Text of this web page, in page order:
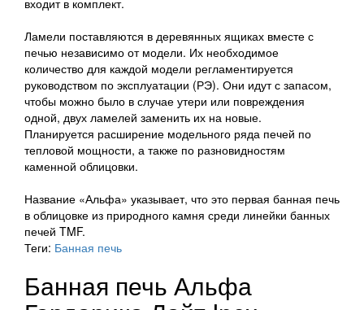
входит в комплект.
Ламели поставляются в деревянных ящиках вместе с
печью независимо от модели. Их необходимое
количество для каждой модели регламентируется
руководством по эксплуатации (РЭ). Они идут с запасом,
чтобы можно было в случае утери или повреждения
одной, двух ламелей заменить их на новые.
Планируется расширение модельного ряда печей по
тепловой мощности, а также по разновидностям
каменной облицовки.
Название «Альфа» указывает, что это первая банная печь
в облицовке из природного камня среди линейки банных
печей TMF.
Теги: Банная печь
Банная печь Альфа